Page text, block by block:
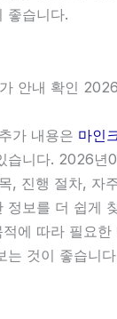
좋습니다.
안내 확인
가 내용은 마인
습니다. 2026년
, 진행 절차, 자
정보를 더 쉽게
에 따라 필요
는 것이 좋습니